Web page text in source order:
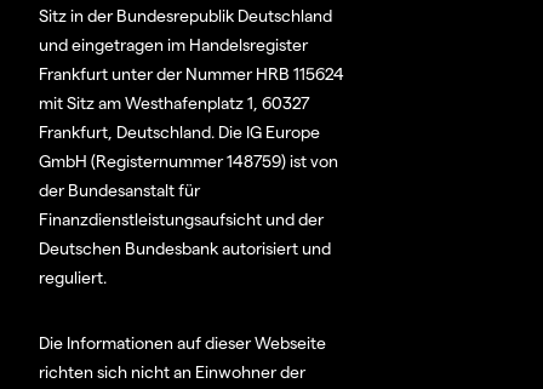
Sitz in der Bundesrepublik Deutschland
und eingetragen im Handelsregister
Frankfurt unter der Nummer HRB 115624
mit Sitz am Westhafenplatz 1, 60327
Frankfurt, Deutschland. Die IG Europe
GmbH (Registernummer 148759) ist von
der Bundesanstalt für
Finanzdienstleistungsaufsicht und der
Deutschen Bundesbank autorisiert und
reguliert.
Die Informationen auf dieser Webseite
richten sich nicht an Einwohner der